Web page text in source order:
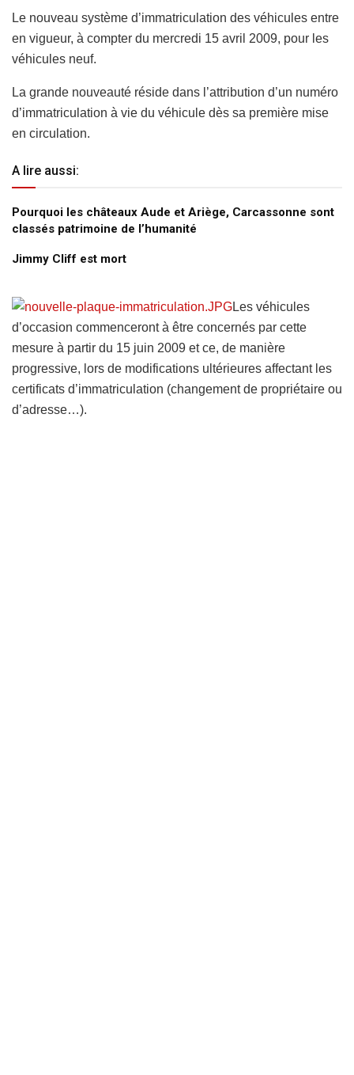
Le nouveau système d’immatriculation des véhicules entre
en vigueur, à compter du mercredi 15 avril 2009, pour les
véhicules neuf.
La grande nouveauté réside dans l’attribution d’un numéro
d’immatriculation à vie du véhicule dès sa première mise
en circulation.
A lire aussi:
Pourquoi les châteaux Aude et Ariège, Carcassonne sont
classés patrimoine de l’humanité
Jimmy Cliff est mort
Les véhicules
d’occasion commenceront à être concernés par cette
mesure à partir du 15 juin 2009 et ce, de manière
progressive, lors de modifications ultérieures affectant les
certificats d’immatriculation (changement de propriétaire ou
d’adresse…).